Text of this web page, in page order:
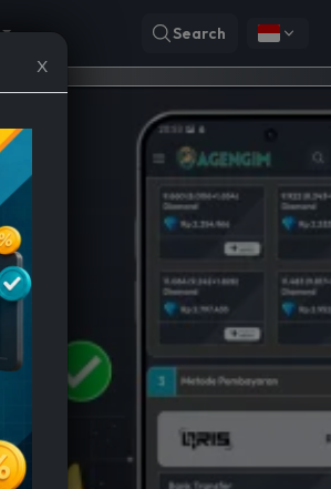
Search
X